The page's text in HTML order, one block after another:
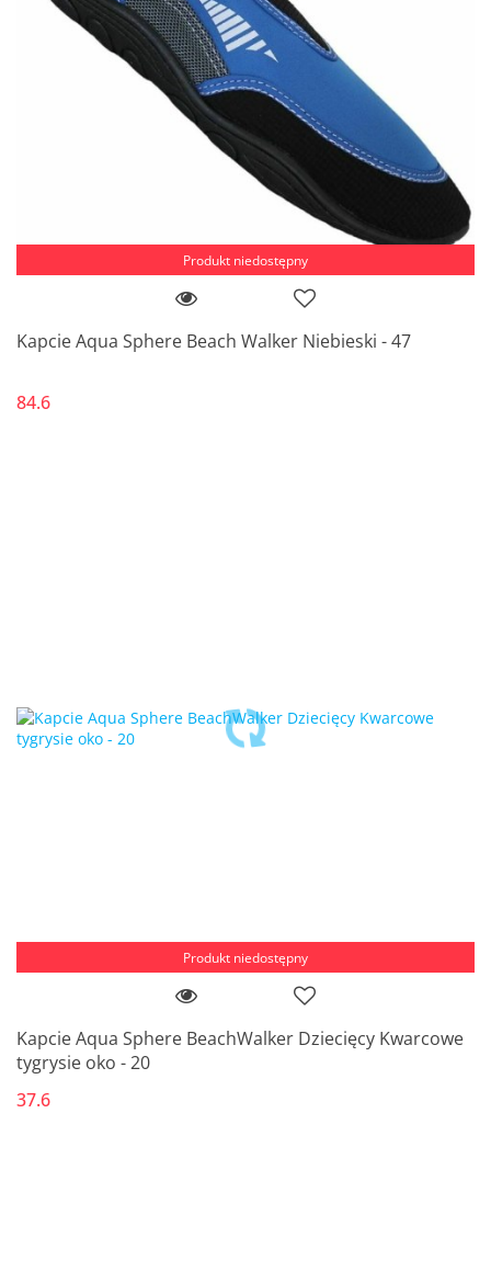
Produkt niedostępny
Kapcie Aqua Sphere Beach Walker Niebieski - 47
84.6
Produkt niedostępny
Kapcie Aqua Sphere BeachWalker Dziecięcy Kwarcowe
tygrysie oko - 20
37.6